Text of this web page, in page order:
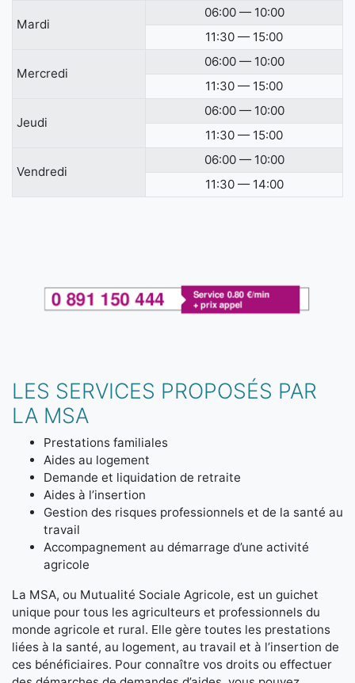
Mardi
06:00 — 10:00
11:30 — 15:00
Mercredi
06:00 — 10:00
11:30 — 15:00
Jeudi
06:00 — 10:00
11:30 — 15:00
Vendredi
06:00 — 10:00
11:30 — 14:00
LES SERVICES PROPOSÉS PAR
LA MSA
Prestations familiales
Aides au logement
Demande et liquidation de retraite
Aides à l’insertion
Gestion des risques professionnels et de la santé au
travail
Accompagnement au démarrage d’une activité
agricole
La MSA, ou Mutualité Sociale Agricole, est un guichet
unique pour tous les agriculteurs et professionnels du
monde agricole et rural. Elle gère toutes les prestations
liées à la santé, au logement, au travail et à l’insertion de
ces bénéficiaires. Pour connaître vos droits ou effectuer